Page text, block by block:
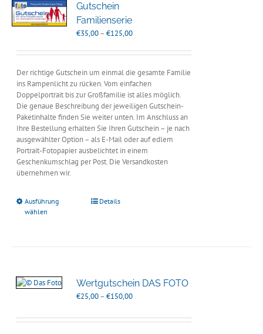
Gutschein
Familienserie
€35,00–€125,00Preisspanne:
bis
Der richtige Gutschein um einmal die gesamte Familie
ins Rampenlicht zu rücken. Vom einfachen
Doppelportrait bis zur Großfamilie ist alles möglich.
Die genaue Beschreibung der jeweiligen Gutschein-
Paketinhalte finden Sie weiter unten. Im Anschluss an
Ihre Bestellung erhalten Sie Ihren Gutschein – je nach
ausgewählter Option – als E-Mail oder auf edlem
Portrait-Fotopapier ausbelichtet in einem
Geschenkumschlag per Post. Die Versandkosten
übernehmen wir.
Ausführung
wählen
Details
Wertgutschein DAS FOTO
€25,00–€150,00Preisspanne:
bis